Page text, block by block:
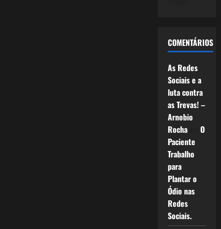
COMENTÁRIOS
As Redes
Sociais e a
luta contra
as Trevas! –
Arnobio
Rochaem O
Paciente
Trabalho
para
Plantar o
Ódio nas
Redes
Sociais.